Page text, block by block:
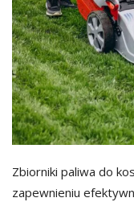
Zbiorniki paliwa do
zapewnieniu